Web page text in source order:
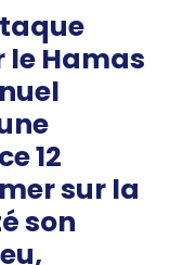
le Hamas
12
sur la
son